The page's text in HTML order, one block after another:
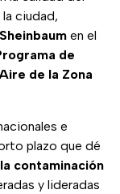
ciudad,
en el
de
de la Zona
e
plazo que dé
contaminación
y lideradas